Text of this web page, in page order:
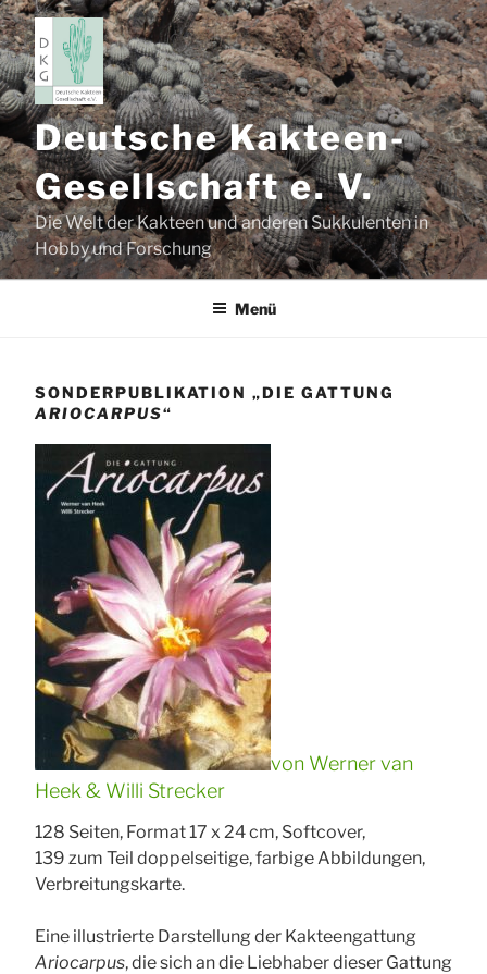
Zum
Inhalt
springen
Deutsche Kakteen-
Gesellschaft e. V.
Die Welt der Kakteen und anderen Sukkulenten in
Hobby und Forschung
Menü
SONDERPUBLIKATION „DIE GATTUNG
ARIOCARPUS“
von Werner van
Heek & Willi Strecker
128 Seiten, Format 17 x 24 cm, Softcover,
139 zum Teil doppelseitige, farbige Abbildungen,
Verbreitungskarte.
Eine illustrierte Darstellung der Kakteengattung
Ariocarpus, die sich an die Liebhaber dieser Gattung